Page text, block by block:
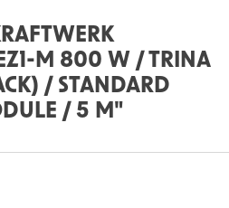
M 800 W / TRINA
/ STANDARD
/ 5 M"